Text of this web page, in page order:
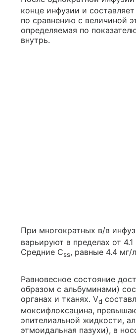
конце инфузии и
по сравнению с величиной
определяемая по
внутрь.
При многократных в/в
варьируют в пределах от
Средние Css, равные 4.4 мг/
Равновесное состояние
образом с альбуминами)
органах и тканях. Vd
моксифлоксацина,
эпителиальной жидкости,
этмоидальная пазухи), в